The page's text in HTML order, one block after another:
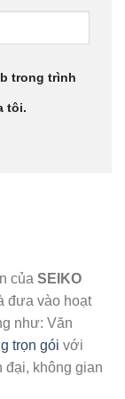
trong trình
tôi.
của SEIKO
đưa vào hoạt
như: Văn
trọn gói với
đại, không gian